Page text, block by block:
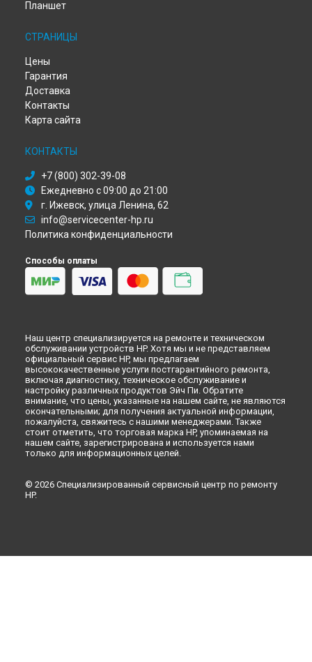
Диагностика ноутбука HP в
Диагностика ноутбука HP в
Диагностика ноутбука HP в
Диагностика ноутбука HP в
Диагностика ноутбука HP в
Планшет
СТРАНИЦЫ
Цены
Гарантия
Доставка
Контакты
Карта сайта
КОНТАКТЫ
+7 (800) 302-39-08
Ежедневно с 09:00 до 21:00
г. Ижевск, улица Ленина, 62
info@servicecenter-hp.ru
Политика конфиденциальности
Способы оплаты
Наш центр специализируется на ремонте и техническом
обслуживании устройств HP. Хотя мы и не представляем
официальный сервис HP, мы предлагаем
высококачественные услуги постгарантийного ремонта,
включая диагностику, техническое обслуживание и
настройку различных продуктов Эйч Пи. Обратите
внимание, что цены, указанные на нашем сайте, не являются
окончательными; для получения актуальной информации,
пожалуйста, свяжитесь с нашими менеджерами. Также
стоит отметить, что торговая марка HP, упоминаемая на
нашем сайте, зарегистрирована и используется нами
только для информационных целей.
© 2026 Специализированный сервисный центр по ремонту
HP.